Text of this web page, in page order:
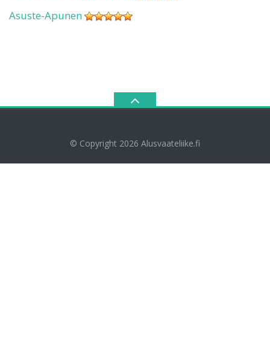
Asuste-Apunen
© Copyright 2026 Alusvaateliike.fi